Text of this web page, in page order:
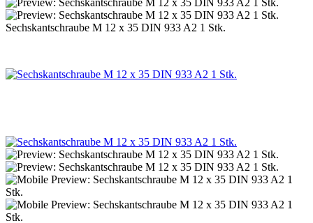
Sechskantschraube M 12 x 35 DIN 933 A2 1 Stk.